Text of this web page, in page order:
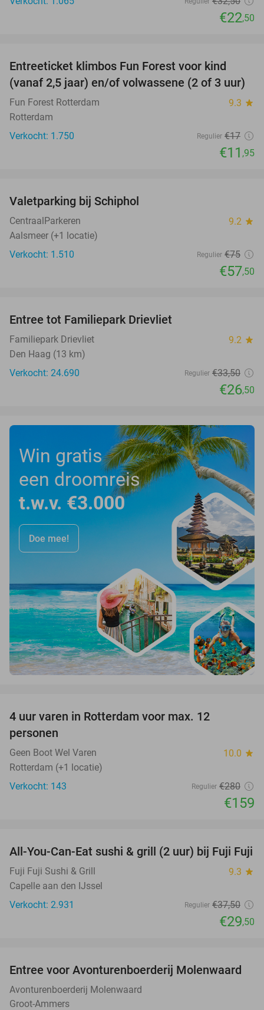
€22,50
Entreeticket klimbos Fun Forest voor kind
(vanaf 2,5 jaar) en/of volwassene (2 of 3 uur)
Fun Forest Rotterdam 9.3 star
Rotterdam
Verkocht: 1.750
Regulier €17
€11 ,95
Valetparking bij Schiphol
CentraalParkeren 9.2 star
Aalsmeer (+1 locatie)
Verkocht: 1.510
Regulier €75
€57,50
Entree tot Familiepark Drievliet
Familiepark Drievliet 9.2 star
Den Haag (13 km)
Verkocht: 24.690
Regulier €33,50
€26,50
Win gratis
een droomreis
t.w.v. €3.000
Doe mee!
4 uur varen in Rotterdam voor max. 12
personen
Geen Boot Wel Varen 10.0 star
Rotterdam (+1 locatie)
Verkocht: 143
Regulier €280
€159
21%
All-You-Can-Eat sushi & grill (2 uur) bij Fuji Fuji
Fuji Fuji Sushi & Grill 9.3 star
Capelle aan den IJssel
Verkocht: 2.931
Regulier €37,50
€29,50
27%
Entree voor Avonturenboerderij Molenwaard
Avonturenboerderij Molenwaard
Groot-Ammers